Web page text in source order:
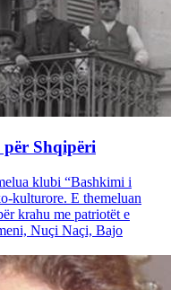
Shqipëri
klubi “Bashkimi i
kulturore. E themeluan
krahu me patriotët e
Nuçi Naçi, Bajo